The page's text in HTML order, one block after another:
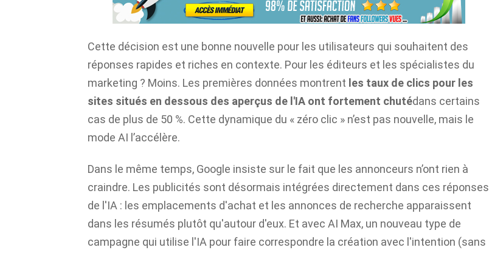
Cette décision est une bonne nouvelle pour les utilisateurs qui souhaitent des
réponses rapides et riches en contexte. Pour les éditeurs et les spécialistes du
marketing ? Moins. Les premières données montrent les taux de clics pour les
sites situés en dessous des aperçus de l'IA ont fortement chutédans certains
cas de plus de 50 %. Cette dynamique du « zéro clic » n’est pas nouvelle, mais le
mode AI l’accélère.
Dans le même temps, Google insiste sur le fait que les annonceurs n’ont rien à
craindre. Les publicités sont désormais intégrées directement dans ces réponses
de l'IA : les emplacements d'achat et les annonces de recherche apparaissent
dans les résumés plutôt qu'autour d'eux. Et avec AI Max, un nouveau type de
campagne qui utilise l'IA pour faire correspondre la création avec l'intention (sans